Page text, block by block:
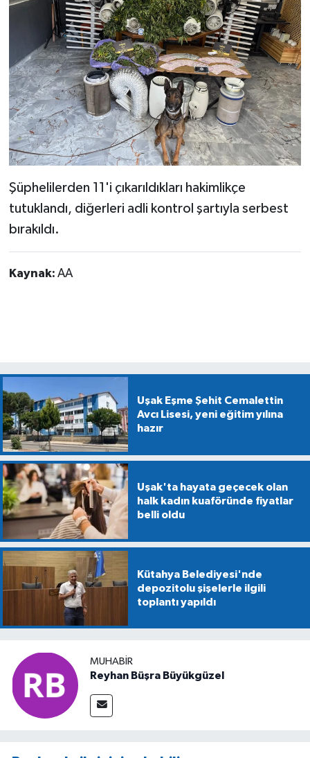
Şüphelilerden 11'i çıkarıldıkları hakimlikçe
tutuklandı, diğerleri adli kontrol şartıyla serbest
bırakıldı.
Kaynak: AA
Uşak Eşme Şehit Cemalettin
Avcı Lisesi, yeni eğitim yılına
hazır
Uşak'ta hayata geçecek olan
halk kadın kuaföründe fiyatlar
belli oldu
Kütahya Belediyesi'nde
depozitolu şişelerle ilgili
toplantı yapıldı
MUHABIR
Reyhan Büşra Büyükgüzel